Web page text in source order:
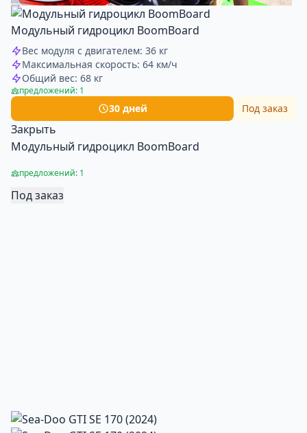
Модульный гидроцикл BoomBoard
Вес модуля с двигателем: 36 кг
Максимальная скорость: 64 км/ч
Общий вес: 68 кг
предложений: 1
30 дней Под заказ
Закрыть
Модульный гидроцикл BoomBoard
предложений: 1
Под заказ